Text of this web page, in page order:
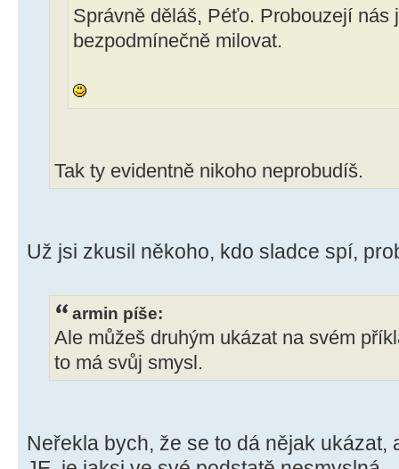
Správně děláš, Péťo. Probouzejí nás
bezpodmínečně milovat.
Tak ty evidentně nikoho neprobudíš.
Už jsi zkusil někoho, kdo sladce spí,
armin píše:
Ale můžeš druhým ukázat na svém
to má svůj smysl.
Neřekla bych, že se to dá nějak ukázat,